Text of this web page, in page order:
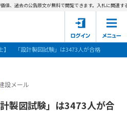
は
、過去の公告原文が無料で閲覧できます。入札に関連す
】 「設計製図試験」は3473人が合格
設メール
製図試験」は3473人が合